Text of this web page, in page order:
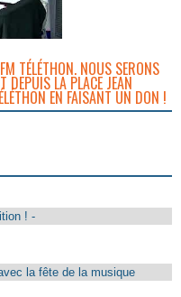
TÉLÉTHON. NOUS SERONS
DEPUIS LA PLACE JEAN
EN FAISANT UN DON !
! -
la fête de la musique